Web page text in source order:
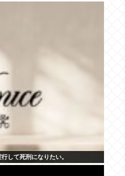
して死刑になりたい。